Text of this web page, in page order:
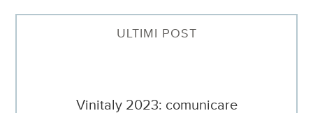
ULTIMI POST
Vinitaly 2023: comunicare